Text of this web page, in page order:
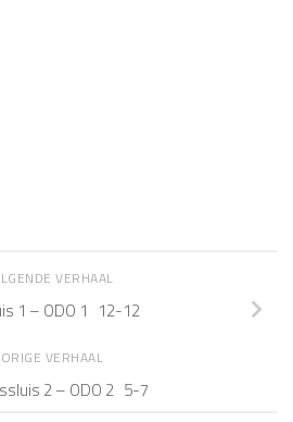
VERHAAL
1 – ODO 1 12-12
VERHAAL
2 – ODO 2 5-7